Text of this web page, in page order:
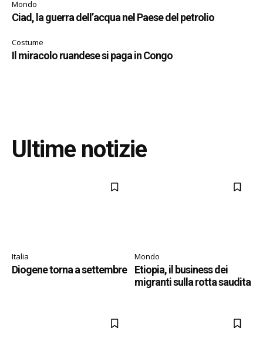
Mondo
Ciad, la guerra dell’acqua nel Paese del petrolio
Costume
Il miracolo ruandese si paga in Congo
Ultime notizie
Italia
Diogene torna a settembre
Mondo
Etiopia, il business dei
migranti sulla rotta saudita